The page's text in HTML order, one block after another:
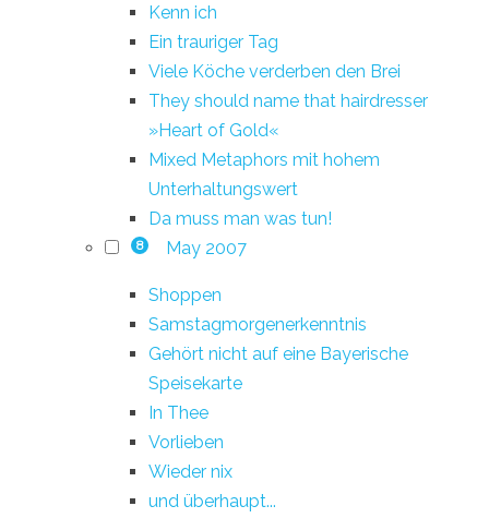
Kenn ich
Ein trauriger Tag
Viele Köche verderben den Brei
They should name that hairdresser
»Heart of Gold«
Mixed Metaphors mit hohem
Unterhaltungswert
Da muss man was tun!
8 May 2007
Shoppen
Samstagmorgenerkenntnis
Gehört nicht auf eine Bayerische
Speisekarte
In Thee
Vorlieben
Wieder nix
und überhaupt...